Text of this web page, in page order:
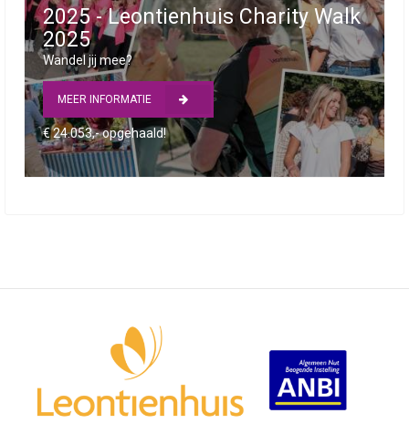
2025 - Leontienhuis Charity Walk
2025
Wandel jij mee?
MEER INFORMATIE
€ 24.053,- opgehaald!